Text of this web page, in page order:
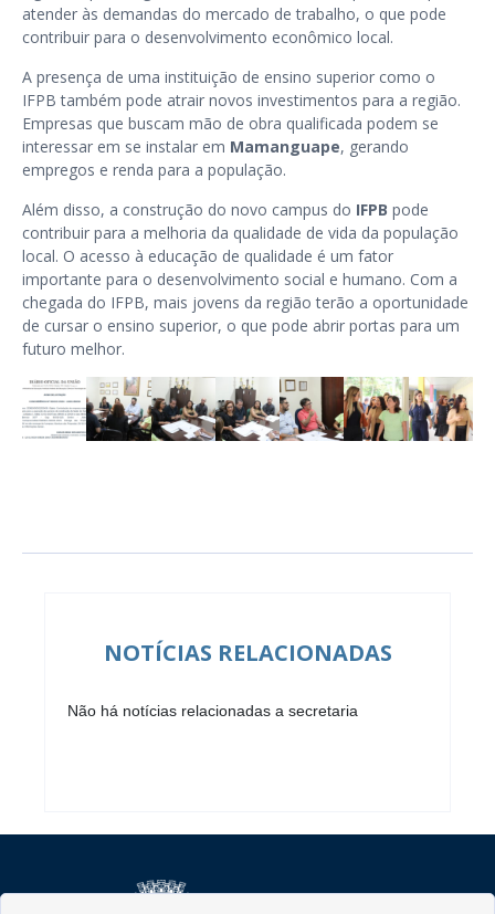
atender às demandas do mercado de trabalho, o que pode
contribuir para o desenvolvimento econômico local.
A presença de uma instituição de ensino superior como o
IFPB também pode atrair novos investimentos para a região.
Empresas que buscam mão de obra qualificada podem se
interessar em se instalar em Mamanguape, gerando
empregos e renda para a população.
Além disso, a construção do novo campus do IFPB pode
contribuir para a melhoria da qualidade de vida da população
local. O acesso à educação de qualidade é um fator
importante para o desenvolvimento social e humano. Com a
chegada do IFPB, mais jovens da região terão a oportunidade
de cursar o ensino superior, o que pode abrir portas para um
futuro melhor.
NOTÍCIAS RELACIONADAS
Não há notícias relacionadas a secretaria